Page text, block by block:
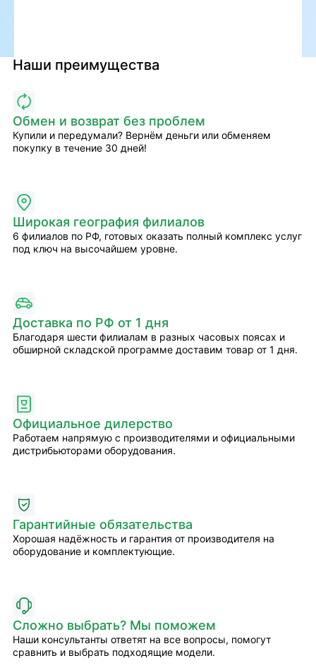
Наши преимущества
Обмен и возврат без проблем
Купили и передумали? Вернём деньги или обменяем
покупку в течение 30 дней!
Широкая география филиалов
6 филиалов по РФ, готовых оказать полный комплекс услуг
под ключ на высочайшем уровне.
Доставка по РФ от 1 дня
Благодаря шести филиалам в разных часовых поясах и
обширной складской программе доставим товар от 1 дня.
Официальное дилерство
Работаем напрямую с производителями и официальными
дистрибьюторами оборудования.
Гарантийные обязательства
Хорошая надёжность и гарантия от производителя на
оборудование и комплектующие.
Сложно выбрать? Мы поможем
Наши консультанты ответят на все вопросы, помогут
сравнить и выбрать подходящие модели.